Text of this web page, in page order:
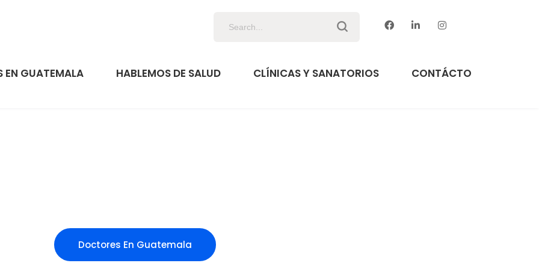
EN GUATEMALA HABLEMOS DE SALUD CLÍNICAS Y SANATORIOS CONTÁCTO
Doctores En Guatemala